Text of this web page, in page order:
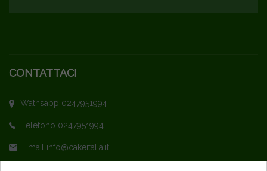
CONTATTACI
Wathsapp 0247951994
Telefono 0247951994
Email info@cakeitalia.it